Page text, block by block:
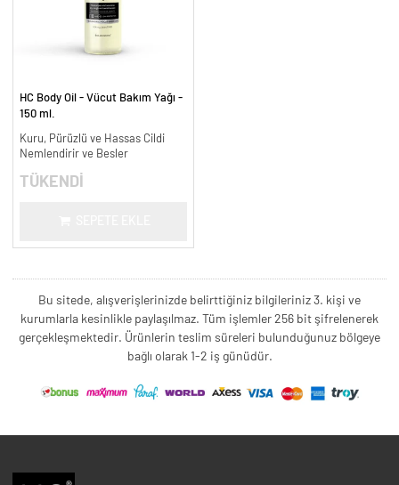
HC Body Oil - Vücut Bakım Yağı -
150 ml.
Kuru, Pürüzlü ve Hassas Cildi
Nemlendirir ve Besler
TÜKENDİ
Bu sitede, alışverişlerinizde belirttiğiniz bilgileriniz 3. kişi ve
kurumlarla kesinlikle paylaşılmaz. Tüm işlemler 256 bit şifrelenerek
gerçekleşmektedir. Ürünlerin teslim süreleri bulunduğunuz bölgeye
bağlı olarak 1-2 iş günüdür.